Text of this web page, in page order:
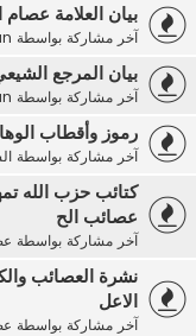
بيان العلامة عصام
آخر مشاركة بواسطة
بيان المرجع
آخر مشاركة بواسطة
رموز وأقطاب
آخر مشاركة بواسطة
عصائب الح
آخر مشاركة بواسطة
نشرة العصائب
الاعل
آخر مشاركة بواسطة